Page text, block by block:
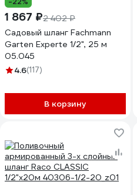
1 867 ₽2 402 ₽
Садовый шланг Fachmann
Garten Experte 1/2", 25 м
05.045
4.6(117)
В корзину